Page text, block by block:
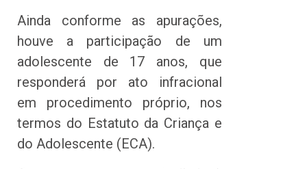
Ainda conforme as apurações,
houve a participação de um
adolescente de 17 anos, que
responderá por ato infracional
em procedimento próprio, nos
termos do Estatuto da Criança e
do Adolescente (ECA).